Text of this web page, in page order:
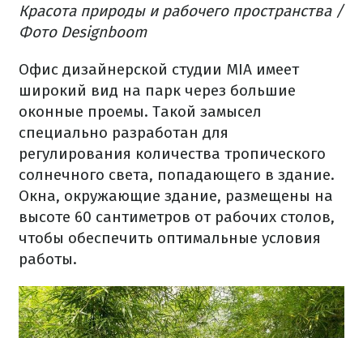
Красота природы и рабочего пространства /
Фото Designboom
Офис дизайнерской студии MIA имеет
широкий вид на парк через большие
оконные проемы. Такой замысел
специально разработан для
регулирования количества тропического
солнечного света, попадающего в здание.
Окна, окружающие здание, размещены на
высоте 60 сантиметров от рабочих столов,
чтобы обеспечить оптимальные условия
работы.